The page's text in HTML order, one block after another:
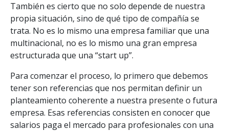
También es cierto que no solo depende de nuestra
propia situación, sino de qué tipo de compañía se
trata. No es lo mismo una empresa familiar que una
multinacional, no es lo mismo una gran empresa
estructurada que una “start up”.
Para comenzar el proceso, lo primero que debemos
tener son referencias que nos permitan definir un
planteamiento coherente a nuestra presente o futura
empresa. Esas referencias consisten en conocer que
salarios paga el mercado para profesionales con una